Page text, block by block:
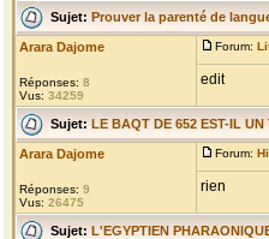
Sujet: Prouver la parenté de
Arara Dajome
Réponses: 8
Vus: 34259
Forum:
edit
Sujet: LE BAQT DE 652 EST-IL UN
Arara Dajome
Réponses: 9
Vus: 26475
Forum:
rien
Sujet: L'EGYPTIEN